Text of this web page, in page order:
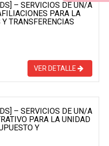
– SERVICIOS DE UN/A
PARA LA
TRANSFERENCIAS
VER DETALLE
– SERVICIOS DE UN/A
PARA LA UNIDAD
Y